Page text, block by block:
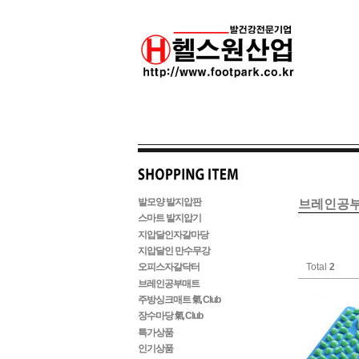
발모양 발지압판
스마트 발지압기
지압달인자갈마당
지압달인 만수무강
오피스자갈닥터
브레인공부매트
주방싱크매트 氣 Club
장수마당 氣 Club
특가상품
인기상품
브레인공
Total 2